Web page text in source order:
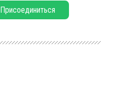
Присоединиться